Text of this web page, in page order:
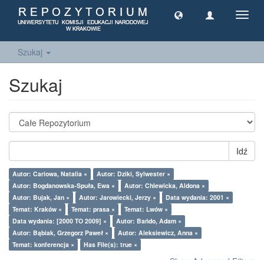
Szukaj
Szukaj
Idź
Autor: Cariowa, Natalia ×
Autor: Dziki, Sylwester ×
Autor: Bogdanowska-Spuła, Ewa ×
Autor: Chlewicka, Aldona ×
Autor: Bujak, Jan ×
Autor: Jarowiecki, Jerzy ×
Data wydania: 2001 ×
Temat: Kraków ×
Temat: prasa ×
Temat: Lwów ×
Data wydania: [2000 TO 2009] ×
Autor: Bańdo, Adam ×
Autor: Bąbiak, Grzegorz Paweł ×
Autor: Aleksiewicz, Anna ×
Temat: konferencja ×
Has File(s): true ×